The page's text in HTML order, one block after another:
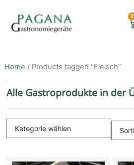
0
Home / Products tagged “Fleisch”
Alle Gastroprodukte in der